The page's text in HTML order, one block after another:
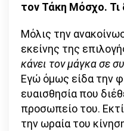
τον Τάκη Μόσχο. Τι
Μόλις την
εκείνης της
κάνει τον μάγκα σε
Εγώ όμως είδα την
ευαισθησία που
προσωπείο του.
την ωραία του